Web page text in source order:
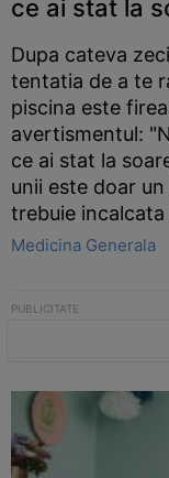
ce ai stat la
Dupa cateva
tentatia de a te
piscina este
avertismentul:
ce ai stat la
unii este doar
trebuie
Medicina Generala